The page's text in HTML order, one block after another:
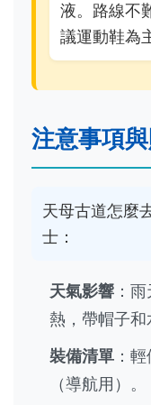
液。路線不
議運動鞋為
注意事項
天母古道怎麼
士：
天氣影響 ：
熱，帶帽子和
裝備清單 ：
（導航用）。